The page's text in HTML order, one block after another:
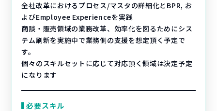
全社改革におけるプロセス/マスタの詳細化とBPR, お
よびEmployee Experienceを実践
商談・販売領域の業務改革、効率化を図るためにシス
テム刷新を実施中で業務側の支援を想定頂く予定で
す。
個々のスキルセットに応じて対応頂く領域は決定予定
になります
必要スキル